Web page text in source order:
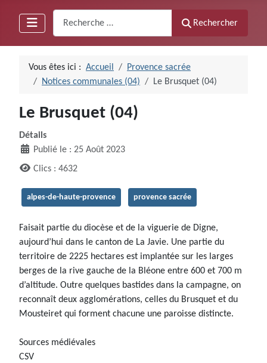
Rechercher
Vous êtes ici : Accueil
Provence sacrée
Notices communales (04)
Le Brusquet (04)
Le Brusquet (04)
Détails
Publié le : 25 Août 2023
Clics : 4632
alpes-de-haute-provence provence sacrée
Faisait partie du diocèse et de la viguerie de Digne,
aujourd’hui dans le canton de La Javie. Une partie du
territoire de 2225 hectares est implantée sur les larges
berges de la rive gauche de la Bléone entre 600 et 700 m
d’altitude. Outre quelques bastides dans la campagne, on
reconnaît deux agglomérations, celles du Brusquet et du
Mousteiret qui forment chacune une paroisse distincte.
Sources médiévales
CSV